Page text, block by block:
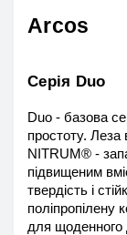
Arcos
Серія Duo
Duo - базова
простоту. Леза
NITRUM® -
підвищеним
твердість і
поліпропілену
для щоденного